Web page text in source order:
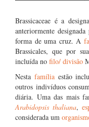
Brassicaceae é a
anteriormente
forma de uma cruz. A
Brassicales, que por
incluída no filo/ divisão
Nesta família estão
outros indivíduos
diária. Uma das mais
Arabidopsis thaliana,
considerada um